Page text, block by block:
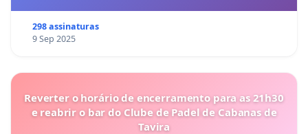
298 assinaturas
9 Sep 2025
Reverter o horário de encerramento para as 21h30
e reabrir o bar do Clube de Padel de Cabanas de
Tavira